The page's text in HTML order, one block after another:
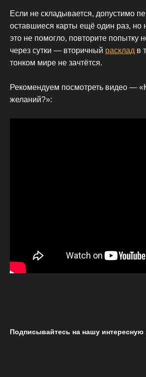
Если не складывается, допустимо
оставшиеся карты ещё один раз, но
это не помогло, повторите попытку
через сутки — вторичный расклад в
тонком мире не зачтётся.
Рекомендуем посмотреть видео —
желаний?»:
Подписывайтесь на нашу интересную